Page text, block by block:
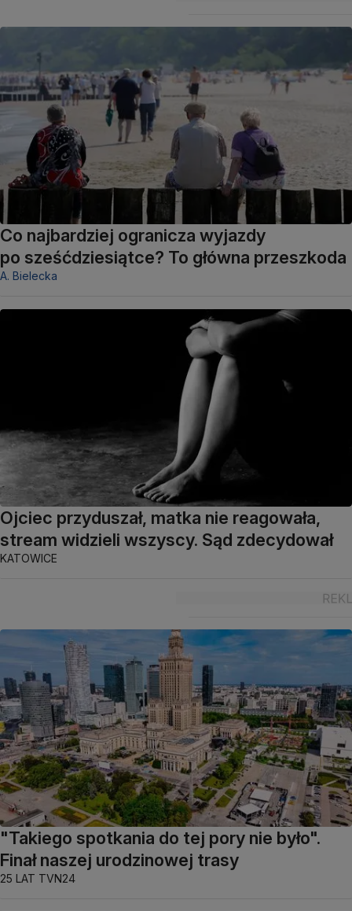
Co najbardziej ogranicza wyjazdy
po sześćdziesiątce? To główna przeszkoda
A. Bielecka
Ojciec przyduszał, matka nie reagowała,
stream widzieli wszyscy. Sąd zdecydował
KATOWICE
"Takiego spotkania do tej pory nie było".
Finał naszej urodzinowej trasy
25 LAT TVN24